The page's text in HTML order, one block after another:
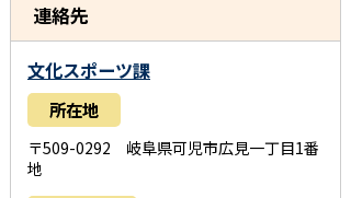
連絡先
文化スポーツ課
所在地
〒509-0292 岐阜県可児市広見一丁目1番
地